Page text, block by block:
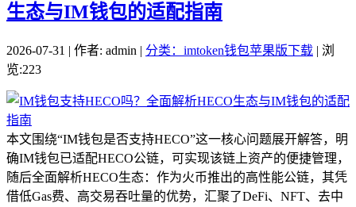
生态与IM钱包的适配指南
2026-07-31 | 作者: admin | 分类：imtoken钱包苹果版下载 | 浏
览:223
本文围绕“IM钱包是否支持HECO”这一核心问题展开解答，明
确IM钱包已适配HECO公链，可实现该链上资产的便捷管理，
随后全面解析HECO生态：作为火币推出的高性能公链，其凭
借低Gas费、高交易吞吐量的优势，汇聚了DeFi、NFT、去中